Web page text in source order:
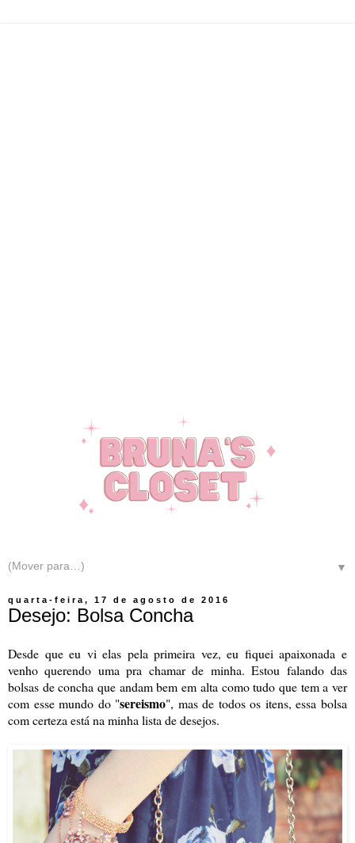
▼
quarta-feira, 17 de agosto de 2016
Desejo: Bolsa Concha
Desde que eu vi elas pela primeira vez, eu fiquei apaixonada e
venho querendo uma pra chamar de minha. Estou falando das
bolsas de concha que andam bem em alta como tudo que tem a ver
com esse mundo do "sereismo", mas de todos os itens, essa bolsa
com certeza está na minha lista de desejos.